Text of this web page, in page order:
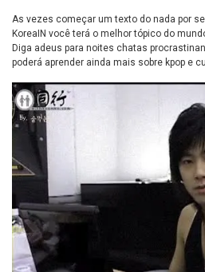
As vezes começar um texto do nada por
KoreaIN você terá o melhor tópico do
Diga adeus para noites chatas
poderá aprender ainda mais sobre kpop e